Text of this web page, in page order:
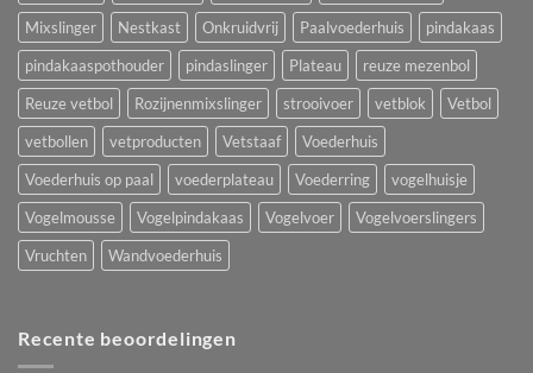
Mixslinger
Nestkast Onkruidvrij Paalvoederhuis
pindakaas
pindakaaspothouder
pindaslinger Plateau
reuze mezenbol
Reuze vetbol
Rozijnenmixslinger strooivoer vetblok
Vetbol
vetbollen
vetproducten Vetstaaf
Voederhuis
Voederhuis op paal
voederplateau Voederring
vogelhuisje
Vogelmousse
Vogelpindakaas Vogelvoer
Vogelvoerslingers
Vruchten
Wandvoederhuis
Recente beoordelingen